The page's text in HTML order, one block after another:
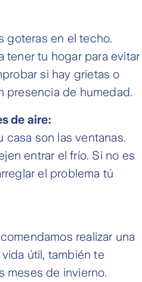
goteras en el techo.
tener tu hogar para evitar
si hay grietas o
presencia de humedad.
de aire:
casa son las ventanas.
entrar el frío. Si no es
el problema tú
realizar una
útil, también te
meses de invierno.